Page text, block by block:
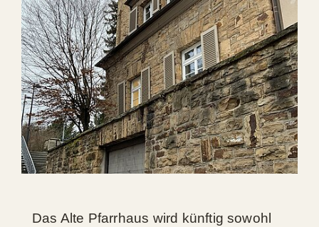
Das Alte Pfarrhaus wird künftig sowohl